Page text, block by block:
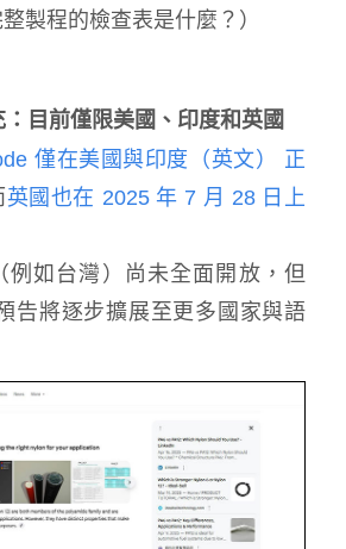
整製程的檢查表是什麼？）
目前僅限美國、印度和英國
僅在美國與印度（英文） 正
英國也在 2025 年 7 月 28 日上
例如台灣）尚未全面開放，但
告將逐步擴展至更多國家與語